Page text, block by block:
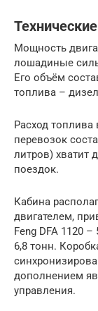
Мощность
лошадиные
Его объём
топлива –
Расход топлива
перевозок
литров) хватит
поездок.
Кабина
двигателем,
Feng DFA 1120
6,8 тонн.
дополнением
управления.